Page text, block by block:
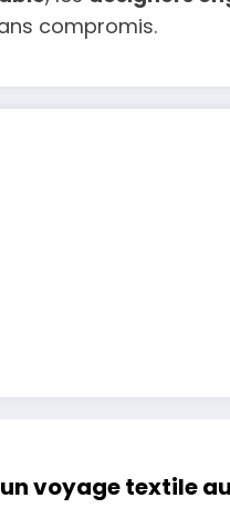
compromis.
voyage textile